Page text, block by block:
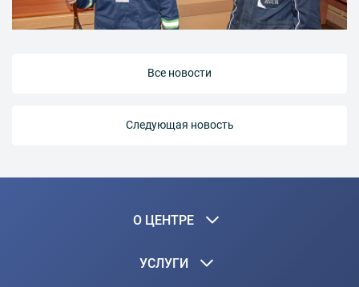
Все новости
Следующая новость
О ЦЕНТРЕ
УСЛУГИ